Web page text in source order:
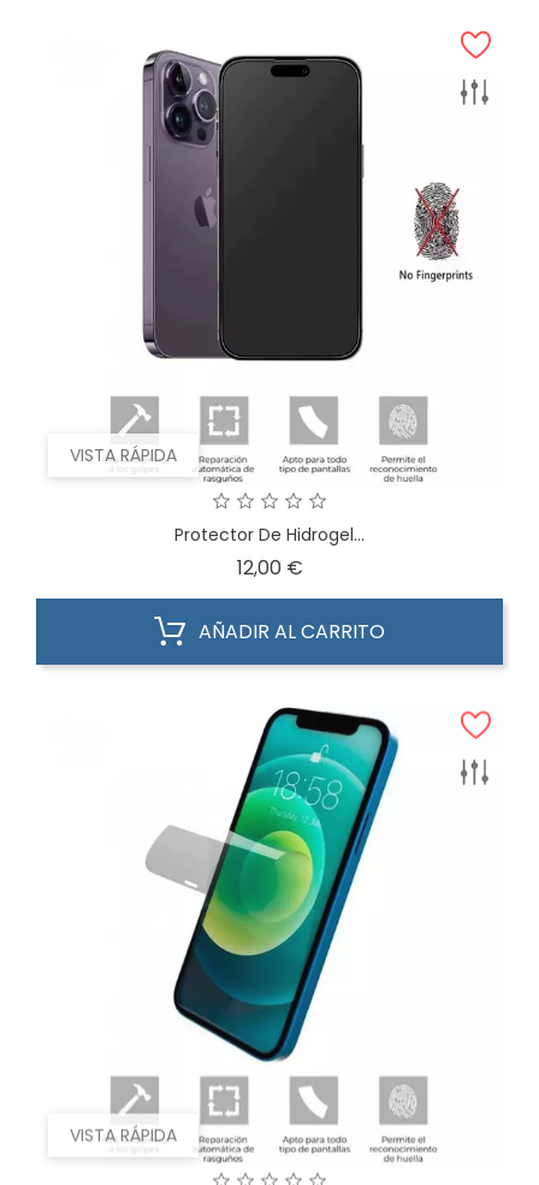
VISTA RÁPIDA
Protector De Hidrogel...
12,00 €Precio
AÑADIR AL CARRITO
VISTA RÁPIDA